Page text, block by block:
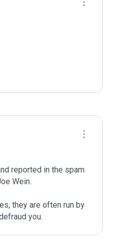
reported in the spam
Wein.
they are often run by
you.